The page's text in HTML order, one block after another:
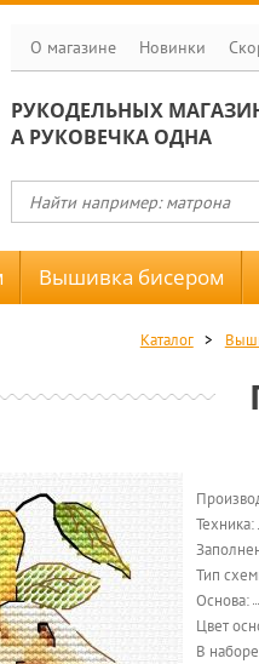
О магазине Новинки
РУКОДЕЛЬНЫХ
А РУКОВЕЧКА ОДНА
Вышивка бисером
Каталог >
Техника:
Тип
Основа:
Цвет
В